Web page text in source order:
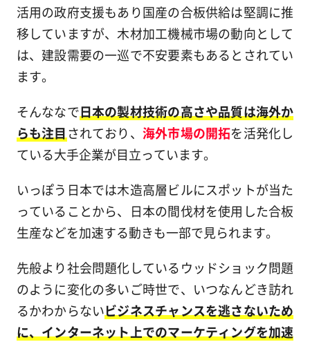
活用の政府支援もあり国産の合板供給は堅調に推
移していますが、木材加工機械市場の動向として
は、建設需要の一巡で不安要素もあるとされてい
ます。
そんななで日本の製材技術の高さや品質は海外か
らも注目されており、 海外市場の開拓を活発化し
ている大手企業が目立っています。
いっぽう日本では木造高層ビルにスポットが当た
っていることから、日本の間伐材を使用した合板
生産などを加速する動きも一部で見られます。
先般より社会問題化しているウッドショック問題
のように変化の多いご時世で、いつなんどき訪れ
るかわからないビジネスチャンスを逃さないため
に、インターネット上でのマーケティングを加速